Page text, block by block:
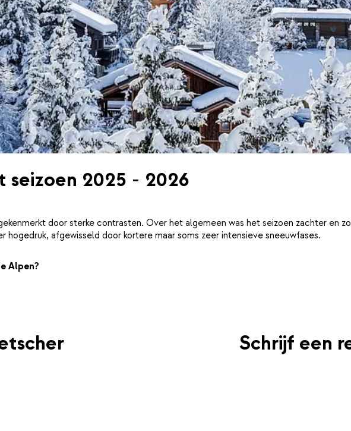
2025 - 2026
door sterke contrasten. Over het algemeen was het seizoen zachter en
hogedruk, afgewisseld door kortere maar soms zeer intensieve sneeuwfases.
Alpen?
Schrijf een